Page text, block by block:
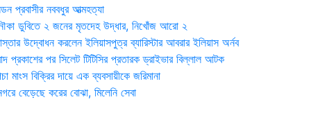
প্রবাসীর নববধুর আত্মহত্যা
ডুবিতে ২ জনের মৃতদেহ উদ্ধার, নিখোঁজ আরো ২
উদ্বোধন করলেন ইলিয়াসপুত্র ব্যারিস্টার আবরার ইলিয়াস অর্নব
প্রকাশের পর সিলেট টিটিসির প্রতারক ড্রাইভার বিল্লাল আটক
মাংস বিক্রির দায়ে এক ব্যবসায়ীকে জরিমানা
বেড়েছে করের বোঝা, মিলেনি সেবা